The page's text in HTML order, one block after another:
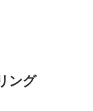
ング